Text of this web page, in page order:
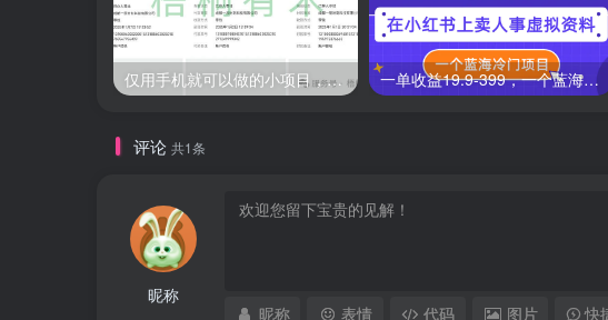
仅用手机就可以做的小项目，当天就能见钱，每天100-300 一单收益19.9-399，一个蓝海冷门项目，在小红书上卖人事虚拟资料
评论 共1条
昵称
昵称 表情 代码 图片 快